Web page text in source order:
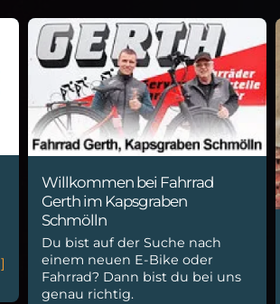
]
Willkommen bei Fahrrad
Gerth im Kapsgraben
Schmölln
Du bist auf der Suche nach
einem neuen E-Bike oder
Fahrrad? Dann bist du bei uns
genau richtig.